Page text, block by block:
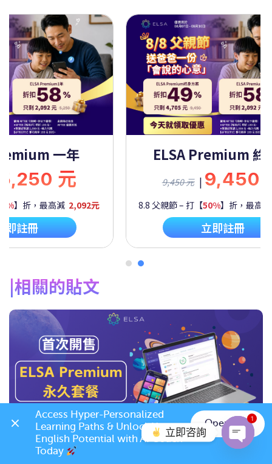
一年
元
】折，最高減 2,092元
即註冊
ELSA Premium 終
9,450 元 | 9,450
8.8 父親節 – 打【50%】折，最高
立即註冊
相關的貼文
2026/07 優惠套餐 – ELSA Premium 學習套
立即咨詢
1
Access Hyper-Personalized
Learning Paths & Unlock Your
English Potential with AI Coach
Today
Open App